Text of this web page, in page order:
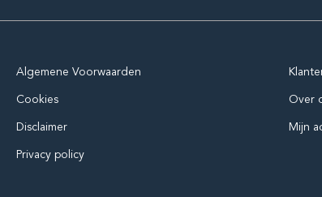
Algemene Voorwaarden
Cookies
Disclaimer
Privacy policy
Over
Mijn